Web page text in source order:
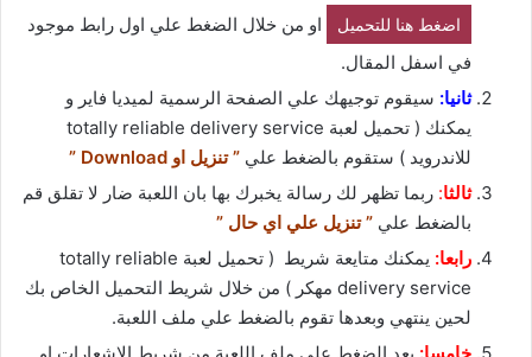
اضغط هنا للتحميل
او من خلال الضغط علي اول رابط موجود
في اسفل المقال.
ثانيا: سيقوم توجيهك علي الصفحة الرسمية لميديا فاير و
يمكنك ( تحميل لعبة totally reliable delivery service
للاندرويد ) ستقوم بالضغط علي ” تنزيل او Download ”
ثالثا: ربما تظهر لك رسالة يخبرك بها بان اللعبة ضار لا تقلق قم
بالضغط علي ” تنزيل علي اي حال ”
رابعا:
يمكنك متايعة شريط ( تحميل لعبة totally reliable
delivery service مهكر ) من خلال شريط التحميل الخاص بك
لحين ينتهي وبعدها تقوم بالضغط علي ملف اللعبة.